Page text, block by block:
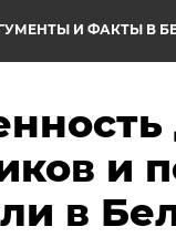
И ФАКТЫ В
и
в